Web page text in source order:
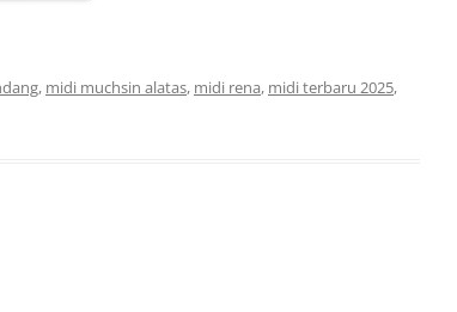
, midi muchsin alatas, midi rena, midi terbaru 2025,